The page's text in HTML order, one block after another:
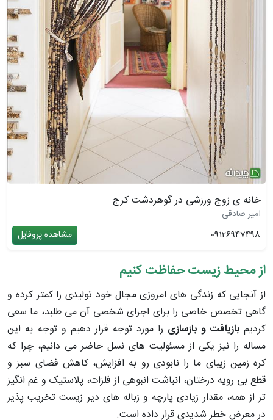
خانه ی زوج ورزشی در گوهردشت کرج
امیر صادقی
09126947498
مشاهده پروفایل
از محیط زیست حفاظت کنیم
از آنجایی که زندگی های امروزی مجال خود تولیدی را کمتر کرده و
گاهی تخصص خاصی را برای اجرای شخصی آن می طلبد، ما سعی
کردیمبازیافت و بازسازی را مورد توجه قرار دهیم و توجه به این
مساله را نیز یکی از مسئولیت های نسل حاضر می دانیم، چرا که
کره زمین زیبای ما را نابودی رو به افزایش، کاهش فضای سبز و
قطع بی رویه درختان، انباشت انبوهی از فلزات، پلاستیک و غم انگیز
تر از همه، مقدار زیادی پارچه و زباله های دیر زیست تخریب پذیر
در معرض خطر شدیدی قرار داده است.